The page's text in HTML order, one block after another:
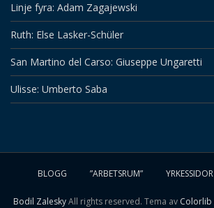
Linje fyra: Adam Zagajewski
Ruth: Else Lasker-Schüler
San Martino del Carso: Giuseppe Ungaretti
Ulisse: Umberto Saba
BLOGG ”ARBETSRUM” YRKESSIDOR
Bodil ZaleskyAll rights reserved. Tema av Colorlib